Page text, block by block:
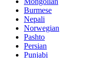
Burmese
Nepali
Norwegian
Pashto
Persian
Punjabi